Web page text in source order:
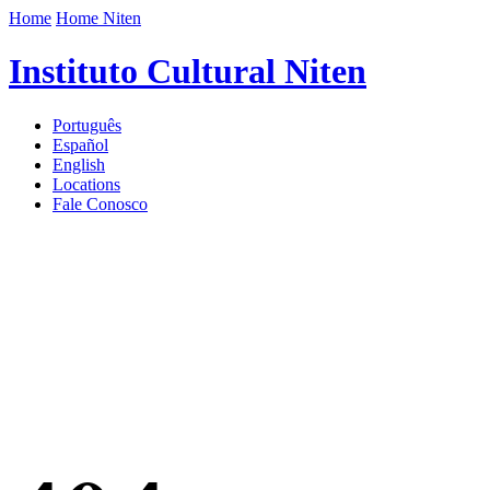
Home Home Niten
Instituto Cultural Niten
Português
Español
English
Locations
Fale Conosco